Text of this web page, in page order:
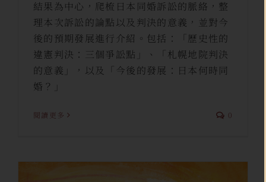
結果為中心，爬梳日本同婚訴訟的脈絡，整
理本次訴訟的論點以及判決的意義，並對今
後的預期發展進行介紹。包括：「歷史性的
違憲判決：三個爭訟點」、「札幌地院判決
的意義」，以及「今後的發展：日本何時同
婚？」
閱讀更多 0